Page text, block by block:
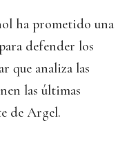
ha prometido una
defender los
que analiza las
las últimas
de Argel.